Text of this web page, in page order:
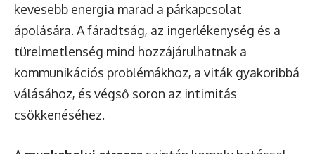
kevesebb energia marad a párkapcsolat
ápolására. A fáradtság, az ingerlékenység és a
türelmetlenség mind hozzájárulhatnak a
kommunikációs problémákhoz, a viták gyakoribbá
válásához, és végső soron az intimitás
csökkenéséhez.